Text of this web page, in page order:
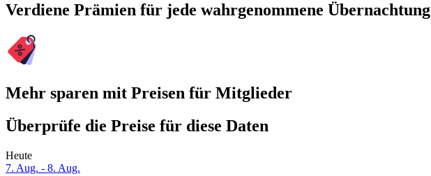
Verdiene Prämien für jede wahrgenommene Übernachtung
Mehr sparen mit Preisen für Mitglieder
Überprüfe die Preise für diese Daten
Heute
7. Aug. - 8. Aug.